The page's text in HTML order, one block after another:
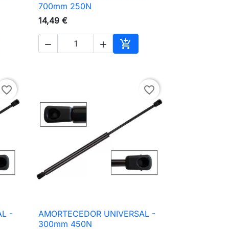
ao carrinho
700mm 250N
14,49 €
  
Adicionar ao carrinho
favorite_border
-
favorite_border
 Vista rápida
AMORTECEDOR UNIVERSAL -
300mm 450N